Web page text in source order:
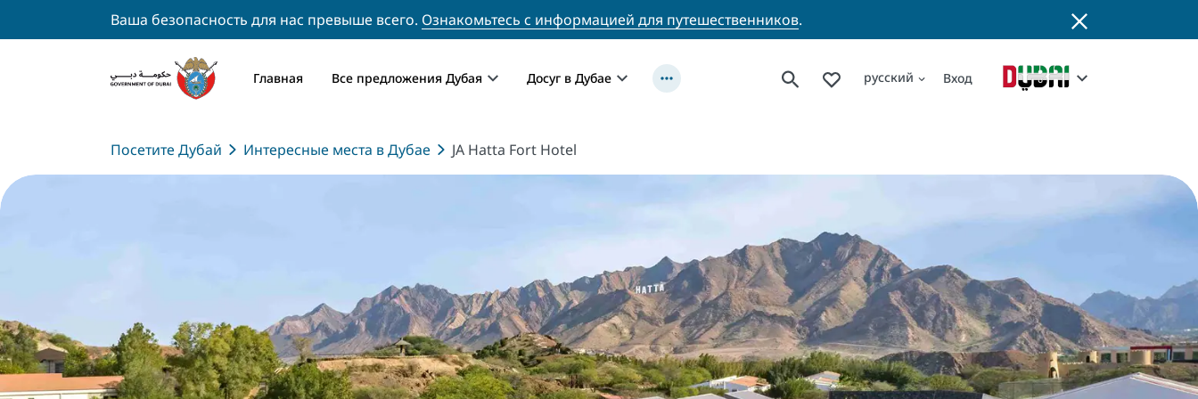
Ваша безопасность для нас превыше всего. Ознакомьтесь с информацией для путешественников.
Главная Все предложения Дубая Досуг в Дубае русский Вход
Посетите Дубай Интересные места в Дубае JA Hatta Fort Hotel